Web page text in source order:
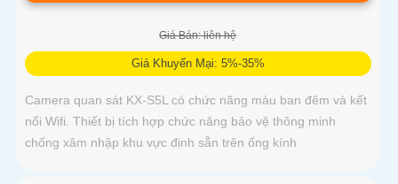
Giá Bán: liên hệ
Giá Khuyến Mại: 5%-35%
Camera quan sát KX-S5L có chức năng màu ban đêm và kết
nối Wifi. Thiết bị tích hợp chức năng bảo vệ thông minh
chống xâm nhập khu vực định sẵn trên ống kính